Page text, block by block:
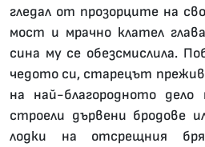
гледал от прозорците на
мост и мрачно клател
сина му се обезсмислила.
чедото си, старецът
на най-благородното
строели дървени бродове
лодки на отсрещния